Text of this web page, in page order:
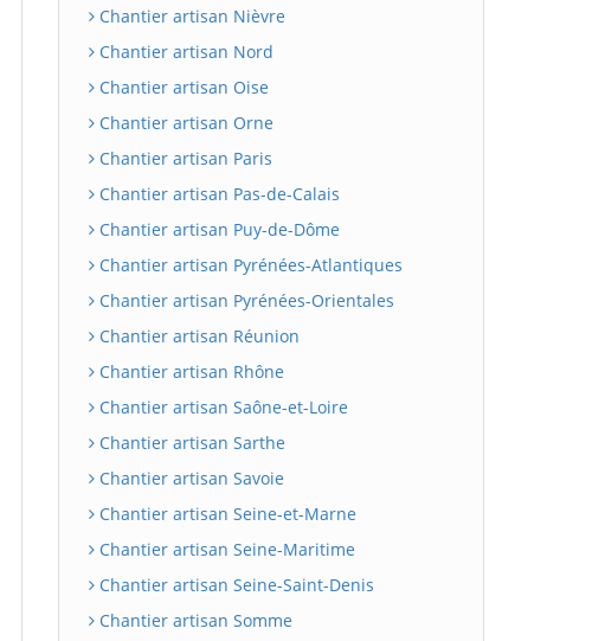
Chantier artisan Nièvre
Chantier artisan Nord
Chantier artisan Oise
Chantier artisan Orne
Chantier artisan Paris
Chantier artisan Pas-de-Calais
Chantier artisan Puy-de-Dôme
Chantier artisan Pyrénées-Atlantiques
Chantier artisan Pyrénées-Orientales
Chantier artisan Réunion
Chantier artisan Rhône
Chantier artisan Saône-et-Loire
Chantier artisan Sarthe
Chantier artisan Savoie
Chantier artisan Seine-et-Marne
Chantier artisan Seine-Maritime
Chantier artisan Seine-Saint-Denis
Chantier artisan Somme